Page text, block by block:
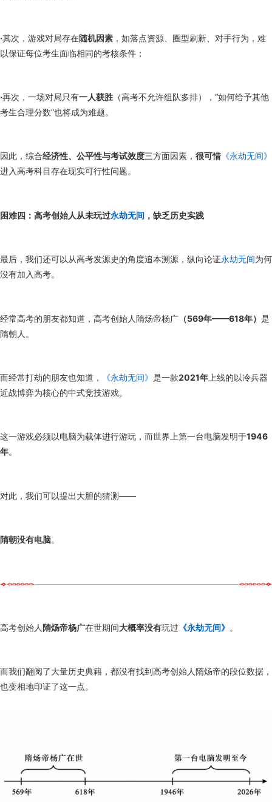
·其次，游戏对局存在随机因素 ，如落点资源、圈型刷新、对手行为，难
以保证每位考生面临相同的考核条件；
·再次，一场对局只有一人获胜 （高考不允许组队多排），“如何给予其他
考生合理分数”也将成为难题。
因此，综合经济性、公平性与考试效度三方面因素， 很可惜 《永劫无间》
进入高考科目存在现实可行性问题。
困难四：高考创始人从未玩过永劫无间 ，缺乏历史实践
最后，我们还可以从高考发源史的角度追本溯源，纵向论证永劫无间为何
没有加入高考。
经常高考的朋友都知道，高考创始人隋炀帝杨广 （569年——618年） 是
隋朝人。
而经常打劫的朋友也知道， 《永劫无间》 是一款2021年 上线的以冷兵器
近战博弈为核心的中式竞技游戏。
这一游戏必须以电脑为载体进行游玩，而世界上第一台电脑发明于1946
年。
对此，我们可以提出大胆的猜测——
隋朝没有电脑。
高考创始人隋炀帝杨广在世期间大概率没有玩过 《永劫无间》 。
而我们翻阅了大量历史典籍，都没有找到高考创始人隋炀帝的段位数据，
也变相地印证了这一点。